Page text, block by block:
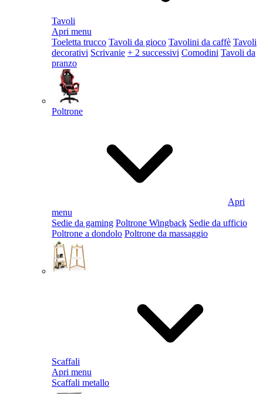
Tavoli
Apri menu
Toeletta trucco Tavoli da gioco Tavolini da caffè Tavoli
decorativi Scrivanie + 2 successivi Comodini Tavoli da
pranzo
Poltrone
Apri
menu
Sedie da gaming Poltrone Wingback Sedie da ufficio
Poltrone a dondolo Poltrone da massaggio
Scaffali
Apri menu
Scaffali metallo